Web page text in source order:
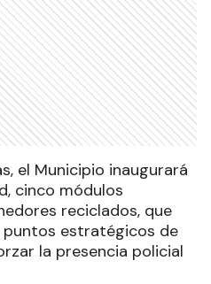
el Municipio inaugurará
cinco módulos
reciclados, que
estratégicos de
la presencia policial